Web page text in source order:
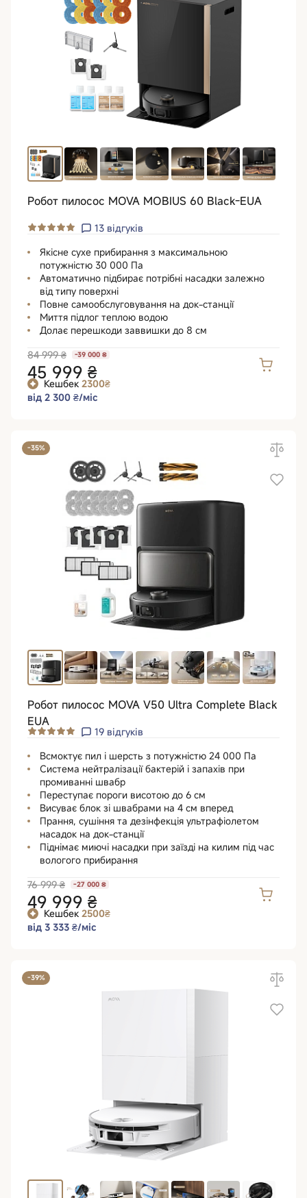
Робот пилосос MOVA MOBIUS 60 Black-EUA
13 відгуків
Якісне сухе прибирання з максимальною
потужністю 30 000 Па
Автоматично підбирає потрібні насадки залежно
від типу поверхні
Повне самообслуговування на док-станції
Миття підлог теплою водою
Долає перешкоди заввишки до 8 см
84 999 ₴
-39 000 ₴
45 999 ₴
Кешбек 2300₴
від 2 300 ₴/міс
-35%
Робот пилосос MOVA V50 Ultra Complete Black
EUA
19 відгуків
Всмоктує пил і шерсть з потужністю 24 000 Па
Система нейтралізації бактерій і запахів при
промиванні швабр
Переступає пороги висотою до 6 см
Висуває блок зі швабрами на 4 см вперед
Прання, сушіння та дезінфекція ультрафіолетом
насадок на док-станції
Піднімає миючі насадки при заїзді на килим під час
вологого прибирання
76 999 ₴
-27 000 ₴
49 999 ₴
Кешбек 2500₴
від 3 333 ₴/міс
-39%